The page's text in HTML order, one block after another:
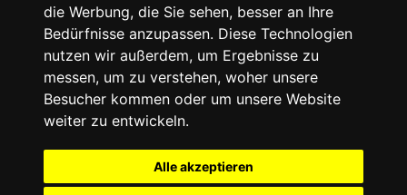
die Werbung, die Sie sehen, besser an Ihre
Bedürfnisse anzupassen. Diese Technologien
nutzen wir außerdem, um Ergebnisse zu
messen, um zu verstehen, woher unsere
Besucher kommen oder um unsere Website
weiter zu entwickeln.
Alle akzeptieren